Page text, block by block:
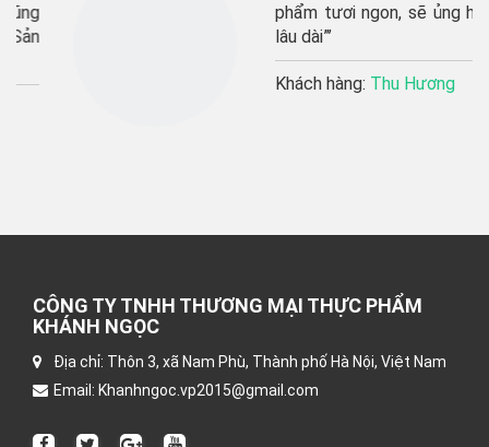
phẩm tươi ngon, sẽ ủng hộ shop
lâu dài”’
Khách hàng:Thu Hương
CÔNG TY TNHH THƯƠNG MẠI THỰC PHẨM
KHÁNH NGỌC
Địa chỉ: Thôn 3, xã Nam Phù, Thành phố Hà Nội, Việt Nam
Email: Khanhngoc.vp2015@gmail.com